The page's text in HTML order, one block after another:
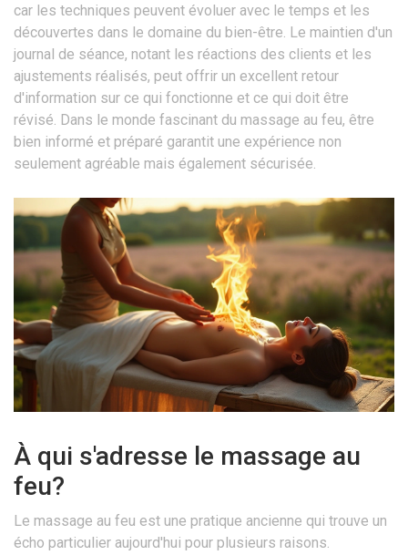
car les techniques peuvent évoluer avec le temps et les
découvertes dans le domaine du bien-être. Le maintien d'un
journal de séance, notant les réactions des clients et les
ajustements réalisés, peut offrir un excellent retour
d'information sur ce qui fonctionne et ce qui doit être
révisé. Dans le monde fascinant du massage au feu, être
bien informé et préparé garantit une expérience non
seulement agréable mais également sécurisée.
À qui s'adresse le massage au
feu?
Le massage au feu est une pratique ancienne qui trouve un
écho particulier aujourd'hui pour plusieurs raisons.